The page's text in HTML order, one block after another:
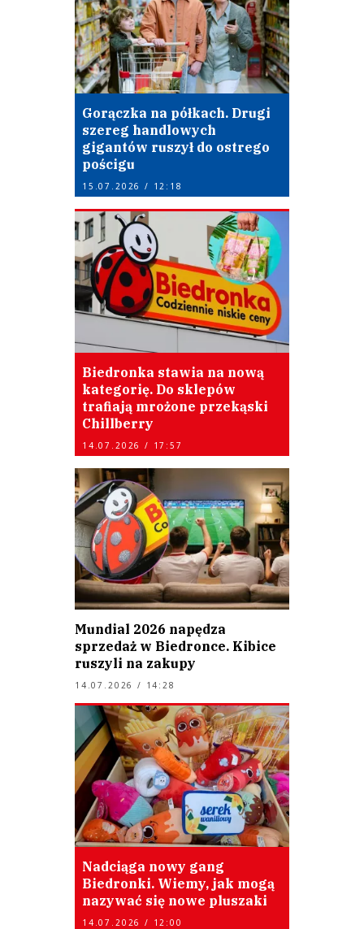
Gorączka na półkach. Drugi
szereg handlowych
gigantów ruszył do ostrego
pościgu
15.07.2026 / 12:18
Biedronka stawia na nową
kategorię. Do sklepów
trafiają mrożone przekąski
Chillberry
14.07.2026 / 17:57
Mundial 2026 napędza
sprzedaż w Biedronce. Kibice
ruszyli na zakupy
14.07.2026 / 14:28
Nadciąga nowy gang
Biedronki. Wiemy, jak mogą
nazywać się nowe pluszaki
14.07.2026 / 12:00